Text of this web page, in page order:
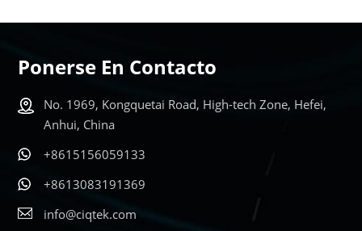
Ponerse En Contacto
No. 1969, Kongquetai Road, High-tech Zone, Hefei,
Anhui, China
+8615156059133
+8613083191369
info@ciqtek.com